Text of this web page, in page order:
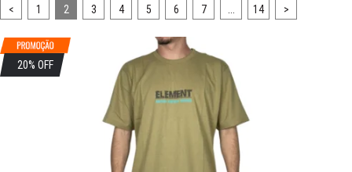
< 1 2 3 4 5 6 7 14 >
20% OFF